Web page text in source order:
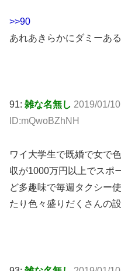
>>90
あれあきらかにダミーあ
91: 雑な名無し 2019/01/
ID:mQwoBZhNH
ワイ大学生で既婚で女で
収が1000万円以上でスポ
ど多趣味で毎週タクシー
たり色々盛りだくさんの